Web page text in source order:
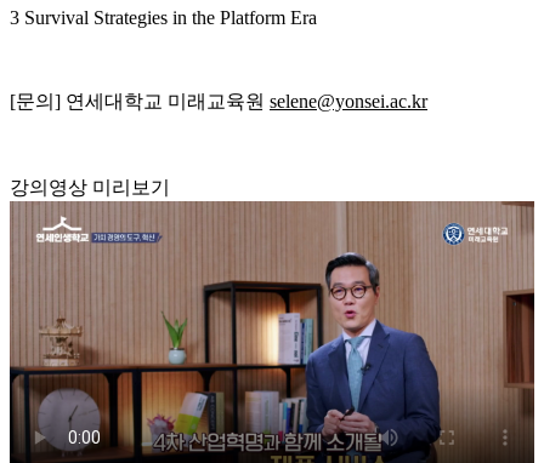
3 Survival Strategies in the Platform Era
[문의] 연세대학교 미래교육원 selene@yonsei.ac.kr
강의영상 미리보기